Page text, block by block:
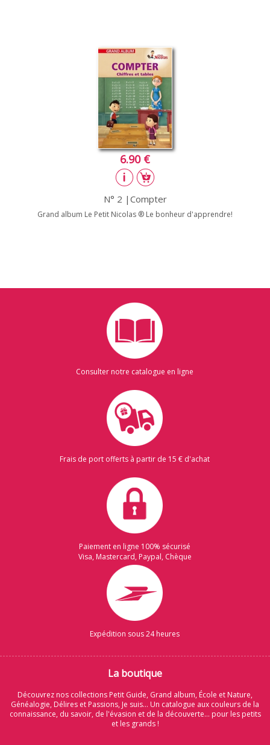
6.90 €
N° 2 |Compter
Grand album Le Petit Nicolas ® Le bonheur d'apprendre!
Consulter notre catalogue en ligne
Frais de port offerts à partir de 15 € d'achat
Paiement en ligne 100% sécurisé
Visa, Mastercard, Paypal, Chèque
Expédition sous 24 heures
La boutique
Découvrez nos collections Petit Guide, Grand album, École et Nature,
Généalogie, Délires et Passions, Je suis... Un catalogue aux couleurs de la
connaissance, du savoir, de l'évasion et de la découverte... pour les petits
et les grands !